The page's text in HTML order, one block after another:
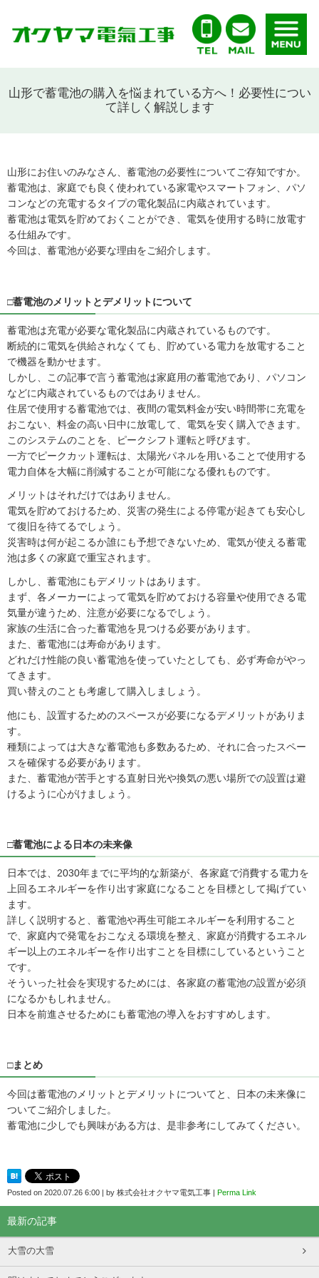
山形で蓄電池の購入を悩まれている方へ！必要性につい
て詳しく解説します
山形にお住いのみなさん、蓄電池の必要性についてご存知ですか。
蓄電池は、家庭でも良く使われている家電やスマートフォン、パソ
コンなどの充電するタイプの電化製品に内蔵されています。
蓄電池は電気を貯めておくことができ、電気を使用する時に放電す
る仕組みです。
今回は、蓄電池が必要な理由をご紹介します。
□蓄電池のメリットとデメリットについて
蓄電池は充電が必要な電化製品に内蔵されているものです。
断続的に電気を供給されなくても、貯めている電力を放電すること
で機器を動かせます。
しかし、この記事で言う蓄電池は家庭用の蓄電池であり、パソコン
などに内蔵されているものではありません。
住居で使用する蓄電池では、夜間の電気料金が安い時間帯に充電を
おこない、料金の高い日中に放電して、電気を安く購入できます。
このシステムのことを、ピークシフト運転と呼びます。
一方でピークカット運転は、太陽光パネルを用いることで使用する
電力自体を大幅に削減することが可能になる優れものです。
メリットはそれだけではありません。
電気を貯めておけるため、災害の発生による停電が起きても安心し
て復旧を待てるでしょう。
災害時は何が起こるか誰にも予想できないため、電気が使える蓄電
池は多くの家庭で重宝されます。
しかし、蓄電池にもデメリットはあります。
まず、各メーカーによって電気を貯めておける容量や使用できる電
気量が違うため、注意が必要になるでしょう。
家族の生活に合った蓄電池を見つける必要があります。
また、蓄電池には寿命があります。
どれだけ性能の良い蓄電池を使っていたとしても、必ず寿命がやっ
てきます。
買い替えのことも考慮して購入しましょう。
他にも、設置するためのスペースが必要になるデメリットがありま
す。
種類によっては大きな蓄電池も多数あるため、それに合ったスペー
スを確保する必要があります。
また、蓄電池が苦手とする直射日光や換気の悪い場所での設置は避
けるように心がけましょう。
□蓄電池による日本の未来像
日本では、2030年までに平均的な新築が、各家庭で消費する電力を
上回るエネルギーを作り出す家庭になることを目標として掲げてい
ます。
詳しく説明すると、蓄電池や再生可能エネルギーを利用すること
で、家庭内で発電をおこなえる環境を整え、家庭が消費するエネル
ギー以上のエネルギーを作り出すことを目標にしているということ
です。
そういった社会を実現するためには、各家庭の蓄電池の設置が必須
になるかもしれません。
日本を前進させるためにも蓄電池の導入をおすすめします。
□まとめ
今回は蓄電池のメリットとデメリットについてと、日本の未来像に
ついてご紹介しました。
蓄電池に少しでも興味がある方は、是非参考にしてみてください。
Posted on 2020.07.26 6:00 | by 株式会社オクヤマ電気工事 | Perma Link
最新の記事
大雪の大雪